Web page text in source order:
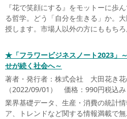
『花で笑顔にする』をモットーに歩
る哲学。どう「自分を生きる」か。
授します。市場人以外の方にももちろ
★「フラワービジネスノート2023 」
せが続く社会へ～
著者・発行者：株式会社 大田花き
（2022/09/01） 価格：990円税込み
業界基礎データ、生産・消費の統計
ア、トレンドなど関する情報満載で